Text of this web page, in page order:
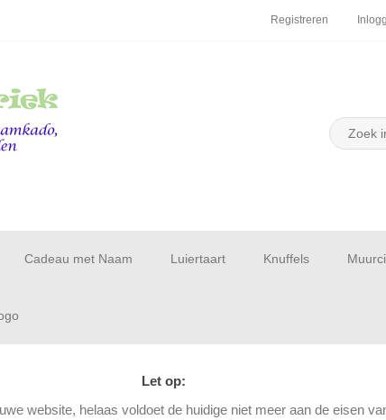
Registreren
Cadeau met Naam Luiertaart Knuffels
Let op:
website, helaas voldoet de huidige niet meer aan de eisen